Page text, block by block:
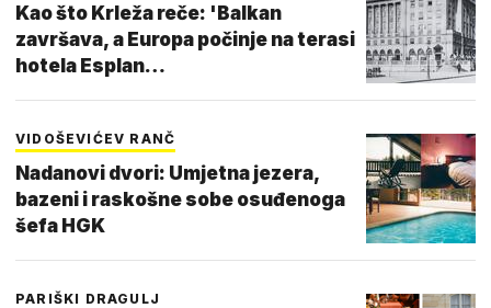
Kao što Krleža reče: 'Balkan
završava, a Europa počinje na terasi
hotela Esplan…
VIDOŠEVIĆEV RANČ
Nadanovi dvori: Umjetna jezera,
bazeni i raskošne sobe osuđenoga
šefa HGK
PARIŠKI DRAGULJ